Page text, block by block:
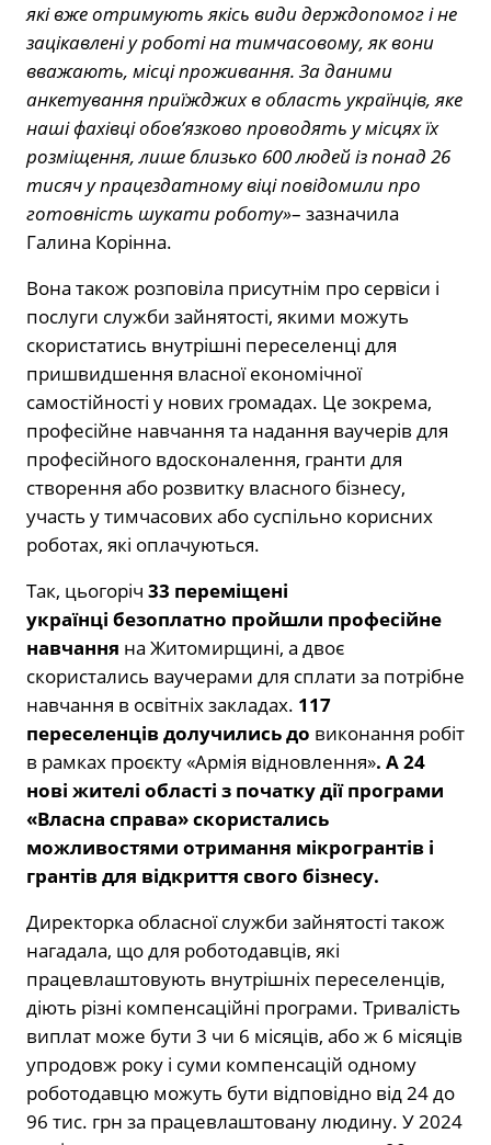
які вже отримують якісь види держдопомог і не
зацікавлені у роботі на тимчасовому, як вони
вважають, місці проживання. За даними
анкетування приїжджих в область українців, яке
наші фахівці обов’язково проводять у місцях їх
розміщення, лише близько 600 людей із понад 26
тисяч у працездатному віці повідомили про
готовність шукати роботу»– зазначила
Галина Корінна.
Вона також розповіла присутнім про сервіси і
послуги служби зайнятості, якими можуть
скористатись внутрішні переселенці для
пришвидшення власної економічної
самостійності у нових громадах. Це зокрема,
професійне навчання та надання ваучерів для
професійного вдосконалення, гранти для
створення або розвитку власного бізнесу,
участь у тимчасових або суспільно корисних
роботах, які оплачуються.
Так, цьогоріч 33 переміщені
українці безоплатно пройшли професійне
навчання на Житомирщині, а двоє
скористались ваучерами для сплати за потрібне
навчання в освітніх закладах. 117
переселенців долучились до виконання робіт
в рамках проєкту «Армія відновлення». А 24
нові жителі області з початку дії програми
«Власна справа» скористались
можливостями отримання мікрогрантів і
грантів для відкриття свого бізнесу.
Директорка обласної служби зайнятості також
нагадала, що для роботодавців, які
працевлаштовують внутрішніх переселенців,
діють різні компенсаційні програми. Тривалість
виплат може бути 3 чи 6 місяців, або ж 6 місяців
упродовж року і суми компенсацій одному
роботодавцю можуть бути відповідно від 24 до
96 тис. грн за працевлаштовану людину. У 2024